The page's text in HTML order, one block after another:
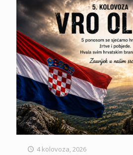
4 kolovoza, 2026